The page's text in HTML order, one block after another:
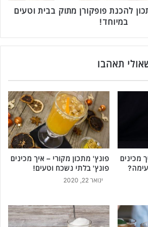
להכנת פופקורן מתוק בבית וטעים
במיוחד!
תאהבו
מכינים
פונץ' מתכון מקורי – איך מכינים
פונץ' בלתי נשכח וטעים!
ינואר 22, 2020